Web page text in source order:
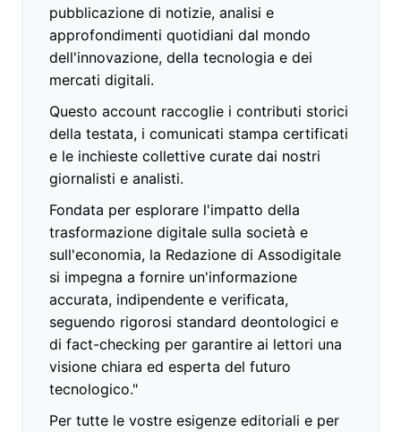
pubblicazione di notizie, analisi e
approfondimenti quotidiani dal mondo
dell'innovazione, della tecnologia e dei
mercati digitali.
Questo account raccoglie i contributi storici
della testata, i comunicati stampa certificati
e le inchieste collettive curate dai nostri
giornalisti e analisti.
Fondata per esplorare l'impatto della
trasformazione digitale sulla società e
sull'economia, la Redazione di Assodigitale
si impegna a fornire un'informazione
accurata, indipendente e verificata,
seguendo rigorosi standard deontologici e
di fact-checking per garantire ai lettori una
visione chiara ed esperta del futuro
tecnologico."
Per tutte le vostre esigenze editoriali e per